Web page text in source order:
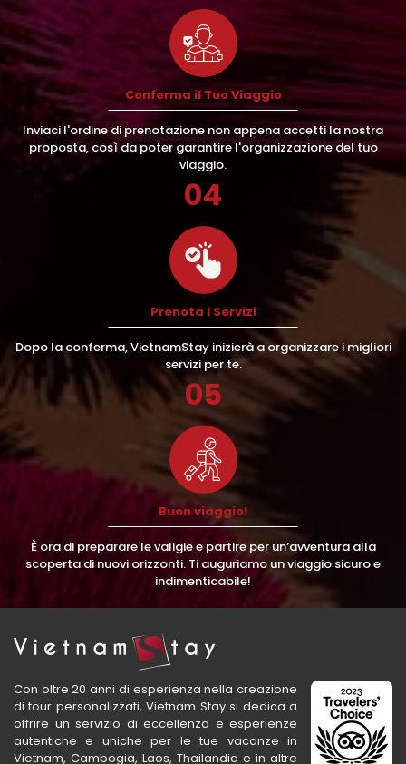
Conferma il Tuo Viaggio
Inviaci l'ordine di prenotazione non appena accetti la nostra
proposta, così da poter garantire l'organizzazione del tuo
viaggio.
04
Prenota i Servizi
Dopo la conferma, VietnamStay inizierà a organizzare i migliori
servizi per te.
05
Buon viaggio!
È ora di preparare le valigie e partire per un’avventura alla
scoperta di nuovi orizzonti. Ti auguriamo un viaggio sicuro e
indimenticabile!
Con oltre 20 anni di esperienza nella creazione
di tour personalizzati, Vietnam Stay si dedica a
offrire un servizio di eccellenza e esperienze
autentiche e uniche per le tue vacanze in
Vietnam, Cambogia, Laos, Thailandia e in altre